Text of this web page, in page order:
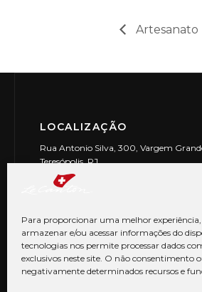
Para proporcionar uma melhor
armazenar e/ou acessar informações do
tecnologias nos permite processar dados
exclusivos neste site. O não consentimento
negativamente determinados recursos e
Artesanato
LOCALIZAÇÃO
Rua Antonio Silva, 300, Vargem
Teresópolis, RJ
CEP: 25990-150
© Copyright 2026 Le Canton. Todos os